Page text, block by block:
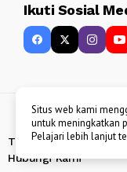
Ikuti Sosial
Copyright 2013 -
Tentang Kami
Hubungi Kami
Situs web kami
untuk meningkatkan
Pelajari lebih lanjut